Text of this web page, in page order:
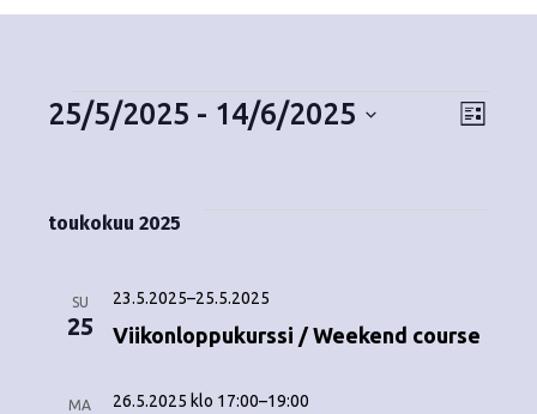
N
ä
T
t
L
25/5/2025 - 14/6/2025
i
toukokuu 2025
SU
25 Viikonloppukurssi / Weekend course
23.5.2025–25.5.2025
MA 26.5.2025 klo 17:00–19:00